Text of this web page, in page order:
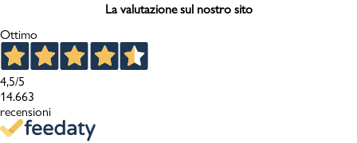
La valutazione sul nostro sito
Ottimo
4,5/5
14.663
recensioni